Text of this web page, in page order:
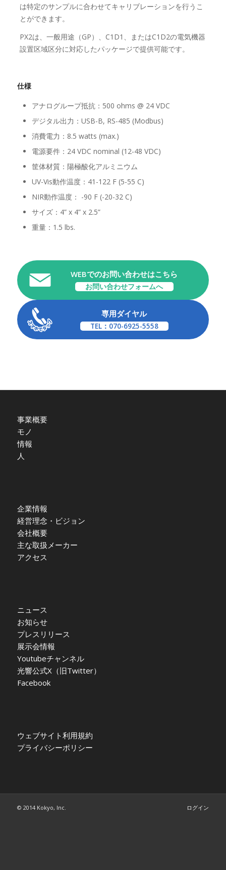
は特定のサンプルに合わせてキャリブレーションを行うこ
とができます。
PX2は、一般用途（GP）、C1D1、またはC1D2の電気機器
設置区域区分に対応したパッケージで提供可能です。
仕様
アナログループ抵抗：500 ohms @ 24 VDC
デジタル出力：USB-B, RS-485 (Modbus)
消費電力：8.5 watts (max.)
電源要件：24 VDC nominal (12-48 VDC)
筐体材質：陽極酸化アルミニウム
UV-Vis動作温度：41-122 F (5-55 C)
NIR動作温度： -90 F (-20-32 C)
サイズ：4” x 4” x 2.5”
重量：1.5 lbs.
WEBでのお問い合わせはこちら
お問い合わせフォームへ
専用ダイヤル
TEL：070-6925-5558
事業概要
モノ
情報
人
企業情報
経営理念・ビジョン
会社概要
主な取扱メーカー
アクセス
ニュース
お知らせ
プレスリリース
展示会情報
Youtubeチャンネル
光響公式X（旧Twitter）
Facebook
ウェブサイト利用規約
プライバシーポリシー
© 2014 Kokyo, Inc. ログイン